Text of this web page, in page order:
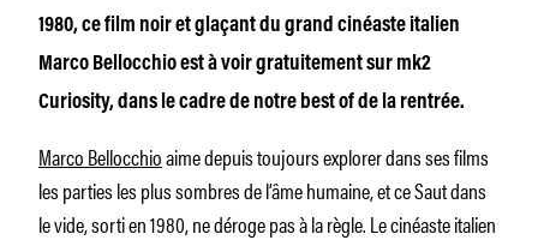
1980, ce film noir et glaçant du grand cinéaste italien
Marco Bellocchio est à voir gratuitement sur mk2
Curiosity, dans le cadre de notre best of de la rentrée.
Marco Bellocchioaime depuis toujours explorer dans ses films
les parties les plus sombres de l’âme humaine, et ceSaut dans
le vide,sorti en 1980, ne déroge pas à la règle. Le cinéaste italien